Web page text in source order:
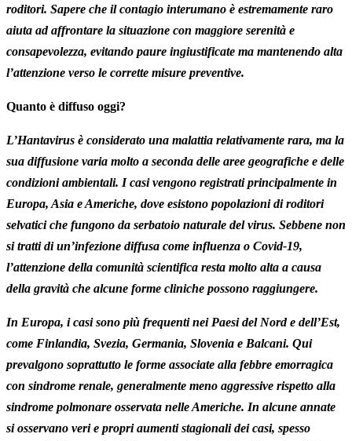
roditori. Sapere che il contagio interumano è estremamente raro
aiuta ad affrontare la situazione con maggiore serenità e
consapevolezza, evitando paure ingiustificate ma mantenendo alta
l’attenzione verso le corrette misure preventive.
Quanto è diffuso oggi?
L’Hantavirus è considerato una malattia relativamente rara, ma la
sua diffusione varia molto a seconda delle aree geografiche e delle
condizioni ambientali. I casi vengono registrati principalmente in
Europa, Asia e Americhe, dove esistono popolazioni di roditori
selvatici che fungono da serbatoio naturale del virus. Sebbene non
si tratti di un’infezione diffusa come influenza o Covid-19,
l’attenzione della comunità scientifica resta molto alta a causa
della gravità che alcune forme cliniche possono raggiungere.
In Europa, i casi sono più frequenti nei Paesi del Nord e dell’Est,
come Finlandia, Svezia, Germania, Slovenia e Balcani. Qui
prevalgono soprattutto le forme associate alla febbre emorragica
con sindrome renale, generalmente meno aggressive rispetto alla
sindrome polmonare osservata nelle Americhe. In alcune annate
si osservano veri e propri aumenti stagionali dei casi, spesso